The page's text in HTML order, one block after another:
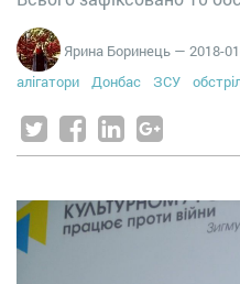
Ярина Боринець — 2018-
алігатори
Донбас ЗСУ